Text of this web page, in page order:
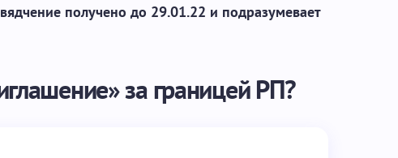
получено до 29.01.22 и подразумевает
за границей РП?